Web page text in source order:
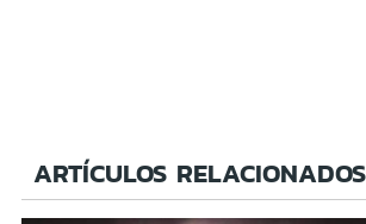
ARTÍCULOS RELACIONADOS